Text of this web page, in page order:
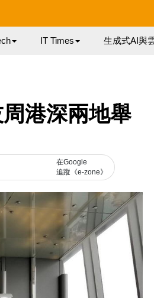
IT Times 生成式AI與
港深兩地舉
在Google
追蹤《e-zone》